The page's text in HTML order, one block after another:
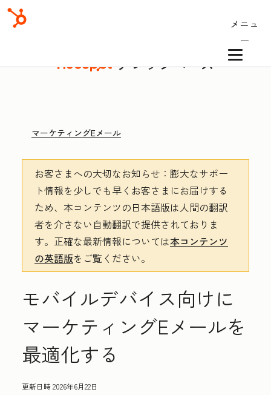
メニュ
ー
ナレッジベース
マーケティングEメール
お客さまへの大切なお知らせ ：膨大なサポー
ト情報を少しでも早くお客さまにお届けする
ため、本コンテンツの日本語版は人間の翻訳
者を介さない自動翻訳で提供されておりま
す。 正確な最新情報については本コンテンツ
の英語版をご覧ください。
モバイルデバイス向けに
マーケティングEメールを
最適化する
更新日時2026年6月22日